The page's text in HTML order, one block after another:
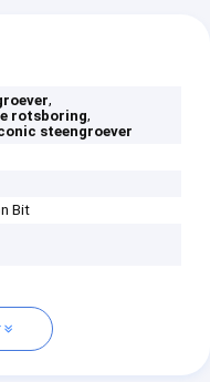
,
rotsboring,
steengroever
Bit